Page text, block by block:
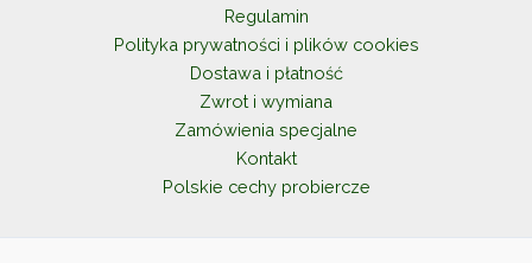
Regulamin
Polityka prywatności i plików cookies
Dostawa i płatność
Zwrot i wymiana
Zamówienia specjalne
Kontakt
Polskie cechy probiercze